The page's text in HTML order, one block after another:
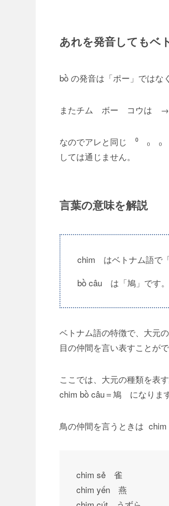
あれを発音してもベ
bồ の発音は「ポー」ではな
またチム ボー コウは →
なのでアレと同じ ⁰ ₀ ₀ ₀
しては通じません。
言葉の意味を解説
chim はベトナム語で「
bồ câu は「鳩」です。
ベトナム語の特徴で、大元の
目の仲間を言い表すことがで
ここでは、大元の種類を表
chim bồ câu＝鳩 になります
鳥の仲間を言うときは
chim sẻ 雀
chim yến 燕